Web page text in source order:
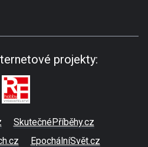
projekty:
SkutečnéPříběhy.cz
EpochálníSvět.cz